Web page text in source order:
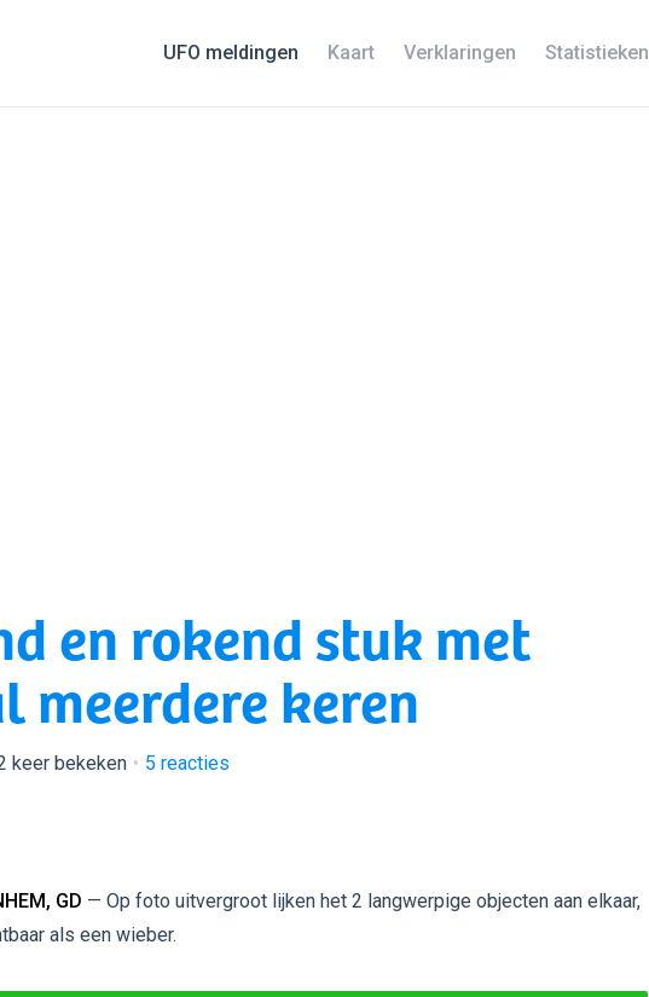
UFO meldingen Kaart Verklaringen Statistieken
en rokend stuk met
meerdere keren
keer bekeken 5 reacties
GD — Op foto uitvergroot lijken het 2 langwerpige objecten aan elkaar,
als een wieber.